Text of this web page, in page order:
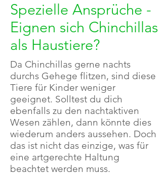
Spezielle Ansprüche -
Eignen sich Chinchillas
als Haustiere?
Da Chinchillas gerne nachts
durchs Gehege flitzen, sind diese
Tiere für Kinder weniger
geeignet. Solltest du dich
ebenfalls zu den nachtaktiven
Wesen zählen, dann könnte dies
wiederum anders aussehen. Doch
das ist nicht das einzige, was für
eine artgerechte Haltung
beachtet werden muss.